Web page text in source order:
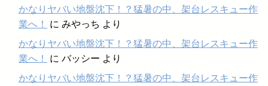
かなりヤバい地盤沈下！？猛暑の中、架台レスキュー作
業へ！
に みやっち より
かなりヤバい地盤沈下！？猛暑の中、架台レスキュー作
業へ！
に バッシー より
かなりヤバい地盤沈下！？猛暑の中、架台レスキュー作